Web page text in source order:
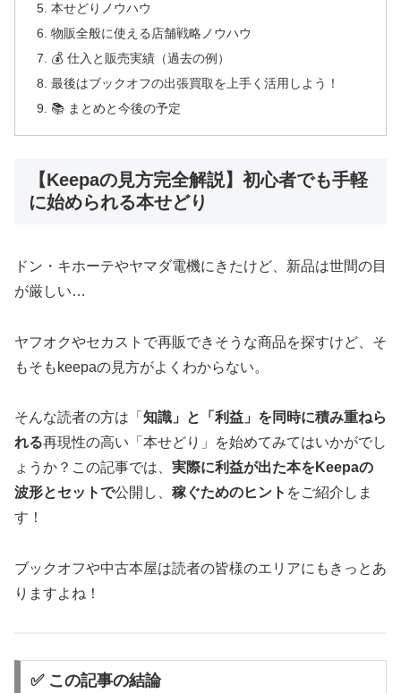
本せどりノウハウ
物販全般に使える店舗戦略ノウハウ
💰 仕入と販売実績（過去の例）
最後はブックオフの出張買取を上手く活用しよう！
📚 まとめと今後の予定
【Keepaの見方完全解説】初心者でも手軽
に始められる本せどり
ドン・キホーテやヤマダ電機にきたけど、新品は世間の目
が厳しい…
ヤフオクやセカストで再販できそうな商品を探すけど、そ
もそもkeepaの見方がよくわからない。
そんな読者の方は「 知識」と「利益」を同時に積み重ねら
れる再現性の高い「本せどり」を始めてみてはいかがでし
ょうか？この記事では、 実際に利益が出た本をKeepaの
波形とセットで公開し、 稼ぐためのヒント をご紹介しま
す！
ブックオフや中古本屋は読者の皆様のエリアにもきっとあ
りますよね！
✅ この記事の結論